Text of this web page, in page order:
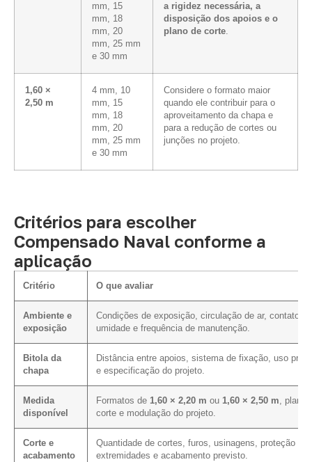
mm, 15
mm, 18
mm, 20
mm, 25 mm
e 30 mm
a rigidez necessária, a
disposição dos apoios e o
plano de corte.
1,60 ×
2,50 m
4 mm, 10
mm, 15
mm, 18
mm, 20
mm, 25 mm
e 30 mm
Considere o formato maior
quando ele contribuir para o
aproveitamento da chapa e
para a redução de cortes ou
junções no projeto.
Critérios para escolher
Compensado Naval conforme a
aplicação
Critério O que avaliar
Ambiente e
exposição
Condições de exposição, circulação de ar, contato
umidade e frequência de manutenção.
Bitola da
chapa
Distância entre apoios, sistema de fixação, uso
e especificação do projeto.
Medida
disponível
Formatos de 1,60 × 2,20 m ou 1,60 × 2,50 m, plano
corte e modulação do projeto.
Corte e
acabamento
Quantidade de cortes, furos, usinagens, proteção das
extremidades e acabamento previsto.